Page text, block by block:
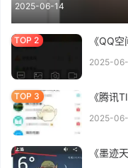
2025-06-14
《QQ
2025-
《腾讯
2025-
《墨迹